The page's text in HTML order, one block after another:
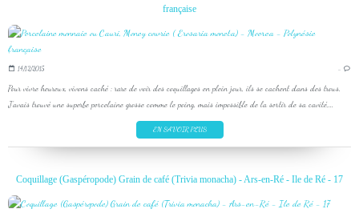
française
14/12/2015 …
Pour vivre heureux, vivons caché : rare de voir des coquillages en plein jour, ils se cachent dans des trous.
J'avais trouvé une superbe porcelaine grosse comme le poing, mais impossible de la sortir de sa cavité,...
EN SAVOIR PLUS
Coquillage (Gaspéropode) Grain de café (Trivia monacha) - Ars-en-Ré - Ile de Ré - 17